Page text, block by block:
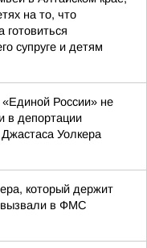
на то, что
готовиться
супруге и детям
России» не
в депортации
Уолкера
который держит
вызвали в ФМС